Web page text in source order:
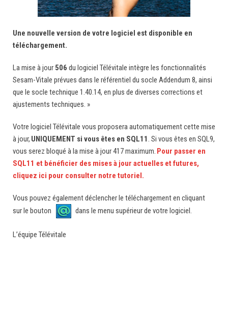
Une nouvelle version de votre logiciel est disponible en
téléchargement.
La mise à jour 506 du logiciel Télévitale intègre les fonctionnalités
Sesam-Vitale prévues dans le référentiel du socle Addendum 8, ainsi
que le socle technique 1.40.14, en plus de diverses corrections et
ajustements techniques. »
Votre logiciel Télévitale vous proposera automatiquement cette mise
à jour, UNIQUEMENT si vous êtes en SQL11 . Si vous êtes en SQL9,
vous serez bloqué à la mise à jour 417 maximum. Pour passer en
SQL11 et bénéficier des mises à jour actuelles et futures,
cliquez ici pour consulter notre tutoriel.
Vous pouvez également déclencher le téléchargement en cliquant
sur le bouton
dans le menu supérieur de votre logiciel.
L’équipe Télévitale